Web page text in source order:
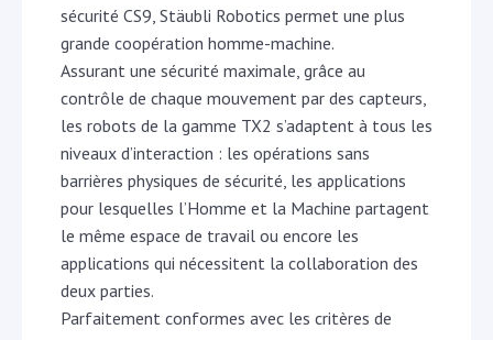
sécurité CS9, Stäubli Robotics permet une plus
grande coopération homme-machine.
Assurant une sécurité maximale, grâce au
contrôle de chaque mouvement par des capteurs,
les robots de la gamme TX2 s’adaptent à tous les
niveaux d’interaction : les opérations sans
barrières physiques de sécurité, les applications
pour lesquelles l’Homme et la Machine partagent
le même espace de travail ou encore les
applications qui nécessitent la collaboration des
deux parties.
Parfaitement conformes avec les critères de